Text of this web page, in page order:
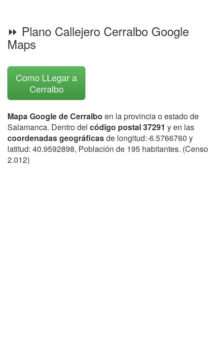
⏩ Plano Callejero Cerralbo Google
Maps
Como LLegar a
Cerralbo
Mapa Google de Cerralbo en la provincia o estado de
Salamanca. Dentro del código postal 37291 y en las
coordenadas geográficasde longitud:-6.5766760 y
latitud: 40.9592898, Población de 195 habitantes. (Censo
2.012)